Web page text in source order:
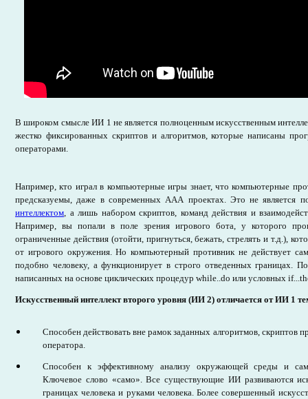
В широком смысле ИИ 1 не является полноценнымискусственным
жестко фиксированных скриптов и алгоритмов, которые написаны
операторами.
Например, кто играл в компьютерные игры знает, что компьютерные
предсказуемы, даже в современных ААА проектах. Это не является
интеллектом, а лишь набором скриптов, команд действия и
Например, вы попали в поле зрения игрового бота, у которого
ограниченные действия (отойти, пригнуться, бежать, стрелять и т.д.),
от игрового окружения. Но компьютерный противник не действует
подобно человеку, а функционирует в строго отведенных границах.
написанных на основе циклических процедур while..do или условных
Искусственный интеллект второго уровня (ИИ 2) отличается от ИИ 1
Способен действовать вне рамок заданных алгоритмов, скриптов
оператора.
Способен к эффективному анализу окружающей среды и
Ключевое слово «само». Все существующие ИИ развиваются
границах человека и руками человека. Более совершенный